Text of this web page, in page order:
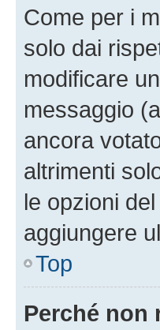
Come per i
solo dai
modificare
messaggio
ancora
altrimenti
le opzioni
aggiungere
Top
Perché non